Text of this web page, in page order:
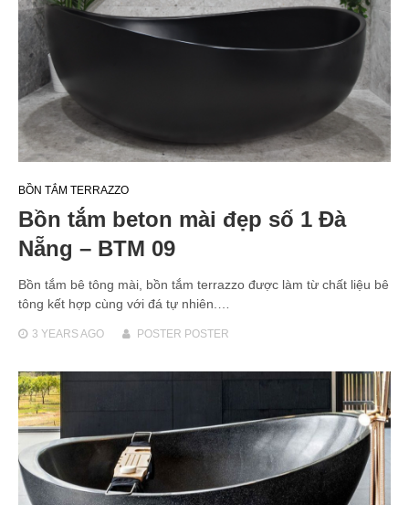
BỒN TẮM TERRAZZO
Bồn tắm beton mài đẹp số 1 Đà
Nẵng – BTM 09
Bồn tắm bê tông mài, bồn tắm terrazzo được làm từ chất liệu bê
tông kết hợp cùng với đá tự nhiên.…
3 YEARSAGO POSTER POSTER